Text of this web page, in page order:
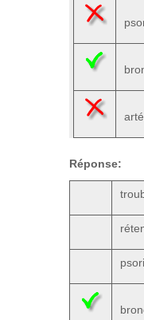
Réponse: